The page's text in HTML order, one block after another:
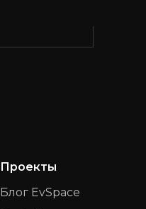
Проекты
Блог EvSpace